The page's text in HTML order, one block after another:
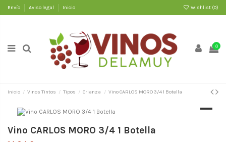
Envío Aviso legal Inicio Wishlist (0)
0
Inicio Vinos Tintos Tipos Crianza Vino CARLOS MORO 3/4 1 Botella
Vino CARLOS MORO 3/4 1 Botella